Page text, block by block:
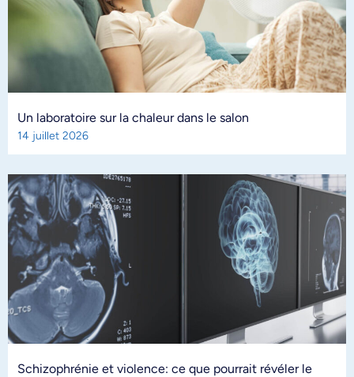
Un laboratoire sur la chaleur dans le salon
14 juillet 2026
Schizophrénie et violence: ce que pourrait révéler le